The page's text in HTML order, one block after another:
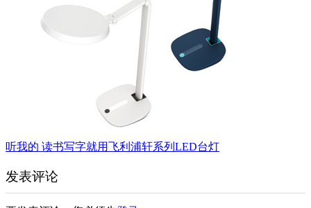
听我的 读书写字就用飞利浦轩系列LED台灯
发表评论